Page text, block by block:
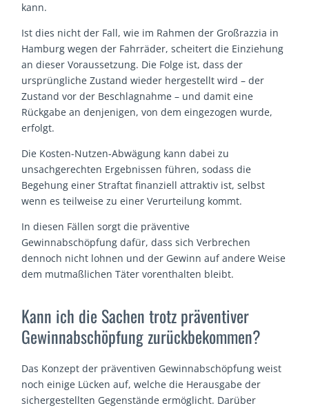
kann.
Ist dies nicht der Fall, wie im Rahmen der Großrazzia in
Hamburg wegen der Fahrräder, scheitert die Einziehung
an dieser Voraussetzung. Die Folge ist, dass der
ursprüngliche Zustand wieder hergestellt wird – der
Zustand vor der Beschlagnahme – und damit eine
Rückgabe an denjenigen, von dem eingezogen wurde,
erfolgt.
Die Kosten-Nutzen-Abwägung kann dabei zu
unsachgerechten Ergebnissen führen, sodass die
Begehung einer Straftat finanziell attraktiv ist, selbst
wenn es teilweise zu einer Verurteilung kommt.
In diesen Fällen sorgt die präventive
Gewinnabschöpfung dafür, dass sich Verbrechen
dennoch nicht lohnen und der Gewinn auf andere Weise
dem mutmaßlichen Täter vorenthalten bleibt.
Kann ich die Sachen trotz präventiver
Gewinnabschöpfung zurückbekommen?
Das Konzept der präventiven Gewinnabschöpfung weist
noch einige Lücken auf, welche die Herausgabe der
sichergestellten Gegenstände ermöglicht. Darüber